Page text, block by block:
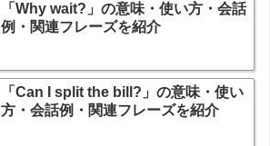
「Why wait?」の意味・使い方・会話
例・関連フレーズを紹介
「Can I split the bill?」の意味・使い
方・会話例・関連フレーズを紹介